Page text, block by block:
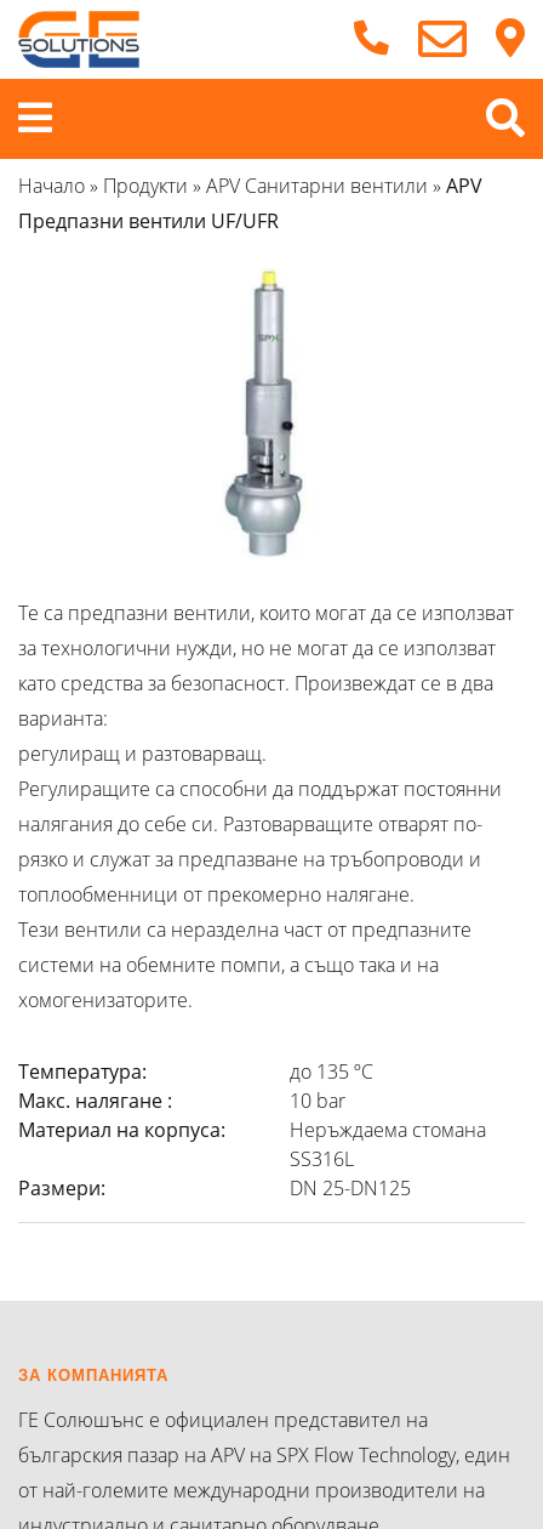
Продължете
към
съдържанието
Меню
Начало» Продукти » APV Санитарни вентили » APV
Предпазни вентили UF/UFR
Те са предпазни вентили, които могат да се използват
за технологични нужди, но не могат да се използват
като средства за безопасност. Произвеждат се в два
варианта:
регулиращ и разтоварващ.
Регулиращите са способни да поддържат постоянни
налягания до себе си. Разтоварващите отварят по-
рязко и служат за предпазване на тръбопроводи и
топлообменници от прекомерно налягане.
Тези вентили са неразделна част от предпазните
системи на обемните помпи, а също така и на
хомогенизаторите.
Температура:
до 135 ºC
Макс. налягане :
10 bar
Материал на корпуса:
Неръждаема стомана
SS316L
Размери:
DN 25-DN125
ЗА КОМПАНИЯТА
ГЕ Солюшънс е официален представител на
българския пазар на APV на SPX Flow Technology, един
от най-големите международни производители на